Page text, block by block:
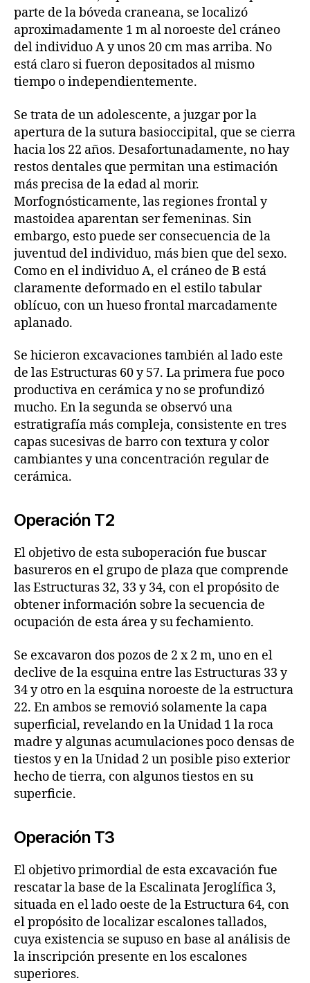
parte de la bóveda craneana, se localizó
aproximadamente 1 m al noroeste del cráneo
del individuo A y unos 20 cm mas arriba. No
está claro si fueron depositados al mismo
tiempo o independientemente.
Se trata de un adolescente, a juzgar por la
apertura de la sutura basioccipital, que se cierra
hacia los 22 años. Desafortunadamente, no hay
restos dentales que permitan una estimación
más precisa de la edad al morir.
Morfognósticamente, las regiones frontal y
mastoidea aparentan ser femeninas. Sin
embargo, esto puede ser consecuencia de la
juventud del individuo, más bien que del sexo.
Como en el individuo A, el cráneo de B está
claramente deformado en el estilo tabular
oblícuo, con un hueso frontal marcadamente
aplanado.
Se hicieron excavaciones también al lado este
de las Estructuras 60 y 57. La primera fue poco
productiva en cerámica y no se profundizó
mucho. En la segunda se observó una
estratigrafía más compleja, consistente en tres
capas sucesivas de barro con textura y color
cambiantes y una concentración regular de
cerámica.
Operación T2
El objetivo de esta suboperación fue buscar
basureros en el grupo de plaza que comprende
las Estructuras 32, 33 y 34, con el propósito de
obtener información sobre la secuencia de
ocupación de esta área y su fechamiento.
Se excavaron dos pozos de 2 x 2 m, uno en el
declive de la esquina entre las Estructuras 33 y
34 y otro en la esquina noroeste de la estructura
22. En ambos se removió solamente la capa
superficial, revelando en la Unidad 1 la roca
madre y algunas acumulaciones poco densas de
tiestos y en la Unidad 2 un posible piso exterior
hecho de tierra, con algunos tiestos en su
superficie.
Operación T3
El objetivo primordial de esta excavación fue
rescatar la base de la Escalinata Jeroglífica 3,
situada en el lado oeste de la Estructura 64, con
el propósito de localizar escalones tallados,
cuya existencia se supuso en base al análisis de
la inscripción presente en los escalones
superiores.